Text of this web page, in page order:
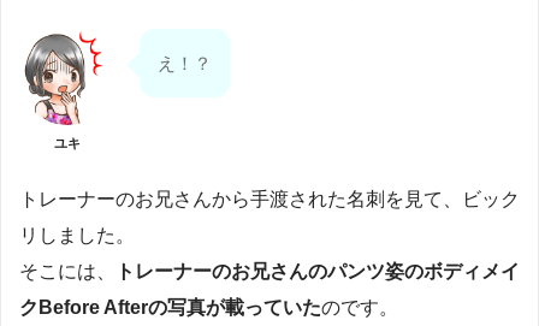
ユキ
え！？
トレーナーのお兄さんから手渡された名刺を見て、ビック
リしました。
そこには、
トレーナーのお兄さんのパンツ姿のボディメイ
クBefore Afterの写真が載っていたのです。